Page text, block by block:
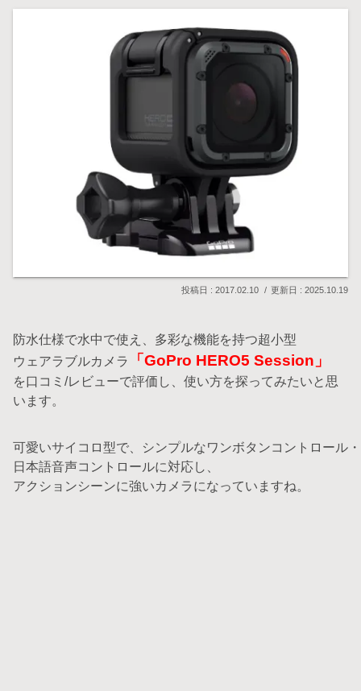
2017.02.10 2025.10.19
防水仕様で水中で使え、多彩な機能を持つ超小型
ウェアラブルカメラ
「GoPro HERO5 Session」
を口コミ/レビューで評価し、使い方を探ってみたいと思
います。
可愛いサイコロ型で、シンプルなワンボタンコントロール・
日本語音声コントロールに対応し、
アクションシーンに強いカメラになっていますね。